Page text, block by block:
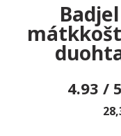
4.93 / 5